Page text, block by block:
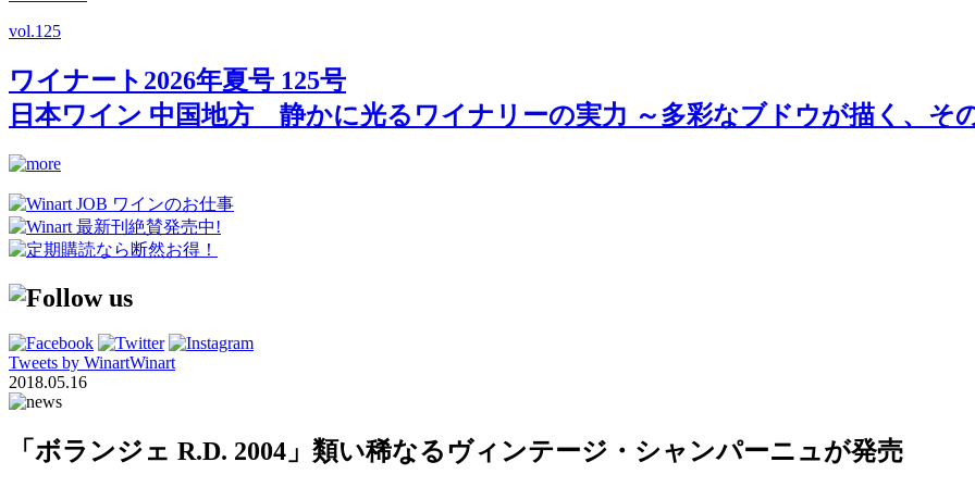
vol.125
ワイナート2026年夏号 125号
日本ワイン 中国地方 静かに光るワイナリーの実力 ～多彩なブドウが描く、そ
Tweets by WinartWinart
2018.05.16
「ボランジェ R.D. 2004」類い稀なるヴィンテージ・シャンパーニュが発売